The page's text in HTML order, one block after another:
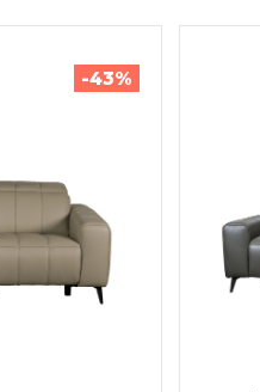
-43%